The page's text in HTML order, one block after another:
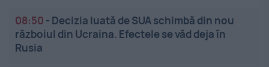
08:50 - Decizia luată de SUA schimbă din nou
războiul din Ucraina. Efectele se văd deja în
Rusia